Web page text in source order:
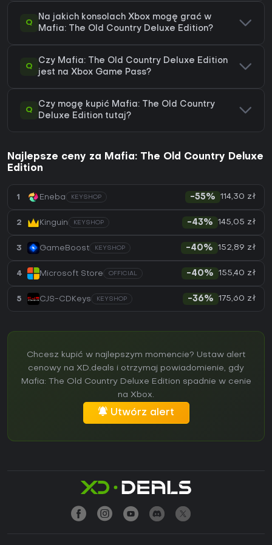
Q
Na jakich konsolach Xbox mogę grać w
Mafia: The Old Country Deluxe Edition?
Q
Czy Mafia: The Old Country Deluxe Edition
jest na Xbox Game Pass?
Q
Czy mogę kupić Mafia: The Old Country
Deluxe Edition tutaj?
Najlepsze ceny za Mafia: The Old Country Deluxe
Edition
1 Eneba KEYSHOP -55% 114,30 zł
2 Kinguin KEYSHOP -43% 145,05 zł
3 GameBoost KEYSHOP -40% 152,89 zł
4 Microsoft Store OFFICIAL -40% 155,40 zł
5 CJS-CDKeys KEYSHOP -36% 175,60 zł
Chcesz kupić w najlepszym momencie? Ustaw alert
cenowy na XD.deals i otrzymaj powiadomienie, gdy
Mafia: The Old Country Deluxe Edition spadnie w cenie
na Xbox.
Utwórz alert